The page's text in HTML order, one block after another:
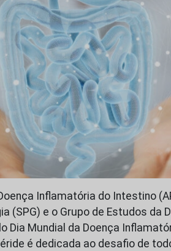
Inflamatória do Intestino
(SPG) e o Grupo de Estudos da
Dia Mundial da Doença
é dedicada ao desafio de